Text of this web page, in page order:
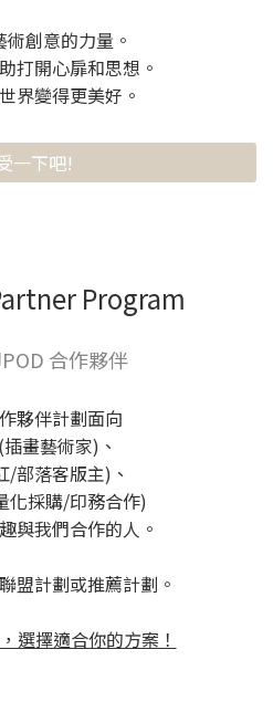
創意的力量。
打開心扉和思想。
界變得更美好。
一下吧!
Program
合作夥伴
夥伴計劃面向
畫藝術家)、
/部落客版主)、
化採購/印務合作)
與我們合作的人。
盟計劃或推薦計劃。
選擇適合你的方案！